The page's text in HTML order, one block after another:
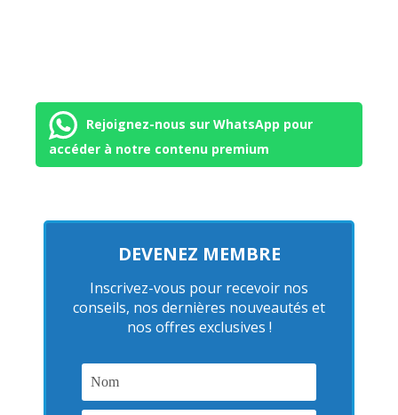
Rejoignez-nous sur WhatsApp pour
accéder à notre contenu premium
DEVENEZ MEMBRE
Inscrivez-vous pour recevoir nos
conseils, nos dernières nouveautés et
nos offres exclusives !